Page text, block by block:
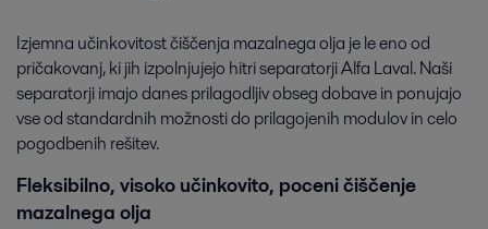
Izjemna učinkovitost čiščenja mazalnega olja je le eno od
pričakovanj, ki jih izpolnjujejo hitri separatorji Alfa Laval. Naši
separatorji imajo danes prilagodljiv obseg dobave in ponujajo
vse od standardnih možnosti do prilagojenih modulov in celo
pogodbenih rešitev.
Fleksibilno, visoko učinkovito, poceni čiščenje
mazalnega olja